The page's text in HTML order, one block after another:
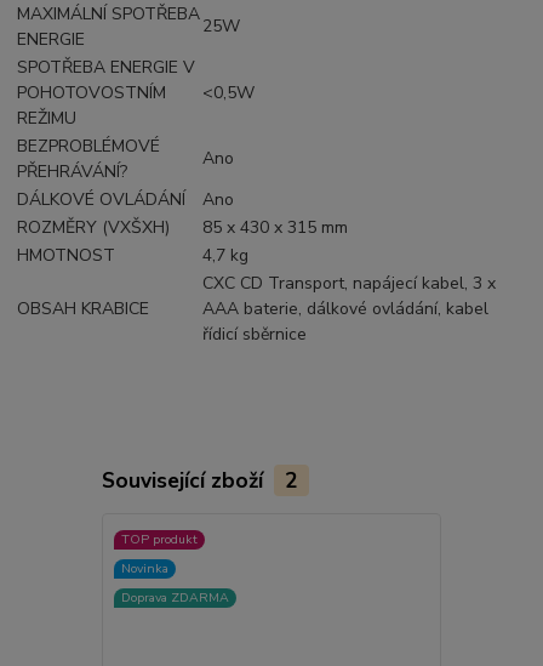
MAXIMÁLNÍ SPOTŘEBA
ENERGIE
25W
SPOTŘEBA ENERGIE V
POHOTOVOSTNÍM
REŽIMU
<0,5W
BEZPROBLÉMOVÉ
PŘEHRÁVÁNÍ?
Ano
DÁLKOVÉ OVLÁDÁNÍ
Ano
ROZMĚRY (VXŠXH)
85 x 430 x 315 mm
HMOTNOST
4,7 kg
OBSAH KRABICE
CXC CD Transport, napájecí kabel, 3 x
AAA baterie, dálkové ovládání, kabel
řídicí sběrnice
Související zboží 2
TOP produkt
Novinka
Doprava ZDARMA